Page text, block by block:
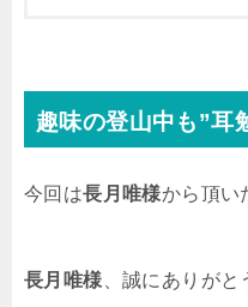
趣味の登山中も”耳
今回は長月唯様から頂い
長月唯様 、誠にありがと